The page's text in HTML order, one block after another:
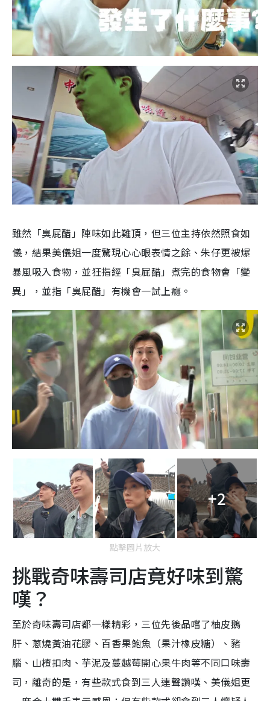
雖然「臭屁醋」陣味如此難頂，但三位主持依然照食如
儀，結果美儀姐一度驚現心心眼表情之餘、朱仔更被爆
暴風吸入食物，並狂指經「臭屁醋」煮完的食物會「變
異」，並指「臭屁醋」有機會一試上癮。
+2
點擊圖片放大
挑戰奇味壽司店竟好味到驚
嘆？
至於奇味壽司店都一樣精彩，三位先後品嚐了柚皮鵝
肝、蔥燒黃油花膠、百香果鮑魚（果汁橡皮糖）、豬
腦、山楂扣肉、芋泥及蔓越莓開心果牛肉等不同口味壽
司，離奇的是，有些款式食到三人連聲讚嘆、美儀姐更